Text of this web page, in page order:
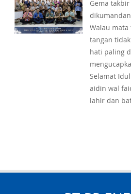
Gema
Walau
tangan
hati paling
Selamat
aidin wal
lahir dan